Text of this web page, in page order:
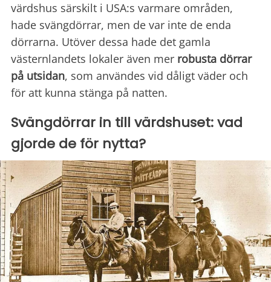
värdshus särskilt i USA:s varmare områden,
hade svängdörrar, men de var inte de enda
dörrarna. Utöver dessa hade det gamla
västernlandets lokaler även mer robusta dörrar
på utsidan, som användes vid dåligt väder och
för att kunna stänga på natten.
Svängdörrar in till värdshuset: vad
gjorde de för nytta?